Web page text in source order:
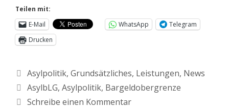
Teilen mit:
E-Mail
WhatsApp
Telegram
Drucken
Asylpolitik, Grundsätzliches, Leistungen, News
AsylbLG, Asylpolitik, Bargeldobergrenze
Schreibe einen Kommentar